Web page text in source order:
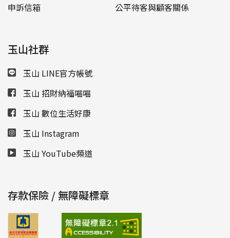
申訴信箱
公平待客與顧客關係
玉山社群
玉山 LINE官方帳號
玉山 招財納福喵喵
玉山 數位生活好康
玉山 Instagram
玉山 YouTube頻道
存款保險 / 無障礙標章